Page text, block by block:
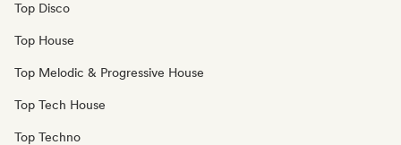
Top Disco
Top House
Top Melodic & Progressive House
Top Tech House
Top Techno